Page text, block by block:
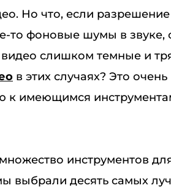
Но что, если
то фоновые шумы в звуке,
слишком темные и
в этих случаях? Это
к имеющимся
инструментов
выбрали десять самых